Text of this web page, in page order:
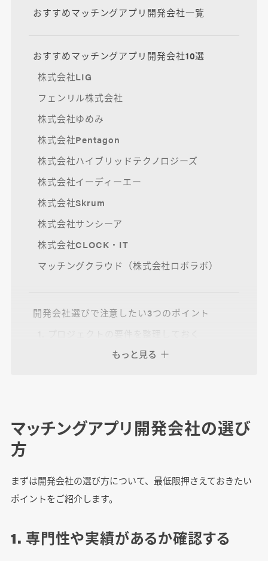
おすすめマッチングアプリ開発会社一覧
おすすめマッチングアプリ開発会社10選
株式会社LIG
フェンリル株式会社
株式会社ゆめみ
株式会社Pentagon
株式会社ハイブリッドテクノロジーズ
株式会社イーディーエー
株式会社Skrum
株式会社サンシーア
株式会社CLOCK・IT
マッチングクラウド（株式会社ロボラボ）
開発会社選びで注意したい3つのポイント
2.実績ベースで候補を絞る
まとめ
もっと見る
マッチングアプリ開発会社の選び
方
まずは開発会社の選び方について、最低限押さえておきたい
ポイントをご紹介します。
1. 専門性や実績があるか確認する